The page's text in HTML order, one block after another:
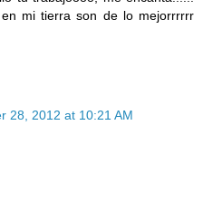
mi tierra son de lo mejorrrrrr
28, 2012 at 10:21 AM